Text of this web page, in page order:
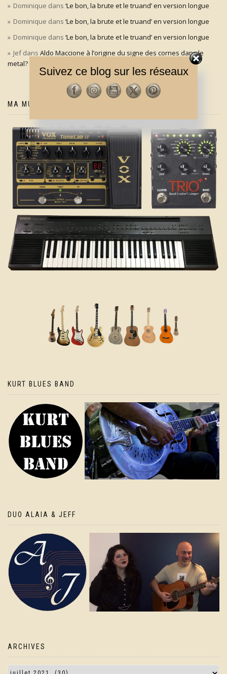
Dominique dans ‘Le bon, la brute et le truand’ en version longue
Dominique dans ‘Le bon, la brute et le truand’ en version longue
Dominique dans ‘Le bon, la brute et le truand’ en version longue
Jefdans Aldo Maccione à l’origine du signe des cornes dans le
metal?
MA MUSIQUE
KURT BLUES BAND
DUO ALAIA & JEFF
ARCHIVES
Suivez ce blog sur les réseaux